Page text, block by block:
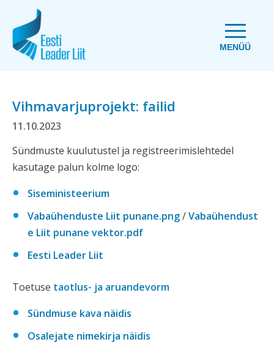
MENÜÜ
Vihmavarjuprojekt: failid
11.10.2023
Sündmuste kuulutustel ja registreerimislehtedel
kasutage palun kolme logo:
Siseministeerium
Vabaühenduste Liit punane.png/Vabaühendust
e Liit punane vektor.pdf
Eesti Leader Liit
Toetuse taotlus- ja aruandevorm
Sündmuse kava näidis
Osalejate nimekirja näidis